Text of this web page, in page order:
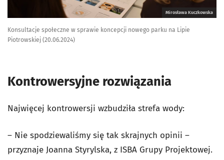
Mirosława Kuczkowska
Konsultacje społeczne w sprawie koncepcji nowego parku na Lipie
Piotrowskiej (20.06.2024)
Kontrowersyjne rozwiązania
Najwięcej kontrowersji wzbudziła strefa wody:
– Nie spodziewaliśmy się tak skrajnych opinii –
przyznaje Joanna Styrylska, z ISBA Grupy Projektowej.